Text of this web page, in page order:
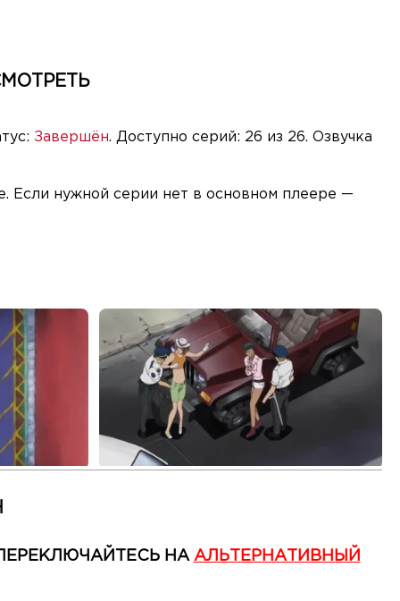
Завершён. Доступно серий: 26 из 26. Озвучка
Если нужной серии нет в основном плеере —
НА АЛЬТЕРНАТИВНЫЙ